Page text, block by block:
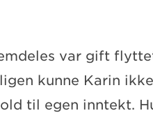
var gift
kunne Karin
til egen inntekt.